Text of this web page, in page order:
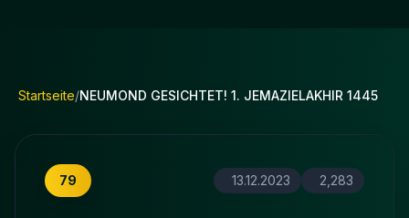
Startseite/NEUMOND GESICHTET! 1. JEMAZIELAKHIR 1445
79 13.12.2023 2,283